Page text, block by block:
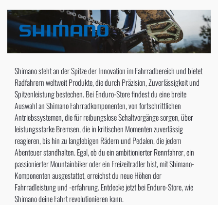
Shimano steht an der Spitze der Innovation im Fahrradbereich und bietet
Radfahrern weltweit Produkte, die durch Präzision, Zuverlässigkeit und
Spitzenleistung bestechen. Bei Enduro-Store findest du eine breite
Auswahl an Shimano Fahrradkomponenten, von fortschrittlichen
Antriebssystemen, die für reibungslose Schaltvorgänge sorgen, über
leistungsstarke Bremsen, die in kritischen Momenten zuverlässig
reagieren, bis hin zu langlebigen Rädern und Pedalen, die jedem
Abenteuer standhalten. Egal, ob du ein ambitionierter Rennfahrer, ein
passionierter Mountainbiker oder ein Freizeitradler bist, mit Shimano-
Komponenten ausgestattet, erreichst du neue Höhen der
Fahrradleistung und -erfahrung. Entdecke jetzt bei Enduro-Store, wie
Shimano deine Fahrt revolutionieren kann.